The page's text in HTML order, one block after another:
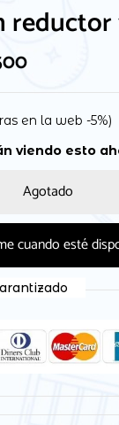
en la web -5%)
viendo esto
Agotado
cuando esté